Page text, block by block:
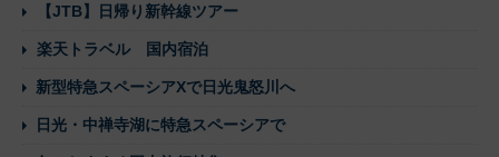
【JTB】日帰り新幹線ツアー
楽天トラベル 国内宿泊
新型特急スペーシアXで日光鬼怒川へ
日光・中禅寺湖に特急スペーシアで